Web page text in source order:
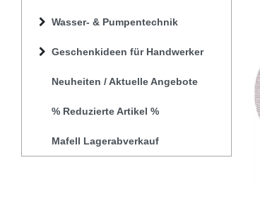
Wasser- & Pumpentechnik
Geschenkideen für Handwerker
Neuheiten / Aktuelle Angebote
% Reduzierte Artikel %
Mafell Lagerabverkauf